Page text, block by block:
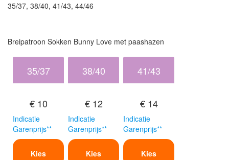
35/37, 38/40, 41/43, 44/46
Breipatroon Sokken Bunny Love met paashazen
35/37
€ 10
Indicatie
Garenprijs**
Kies
38/40
€ 12
Indicatie
Garenprijs**
Kies
41/43
€ 14
Indicatie
Garenprijs**
Kies